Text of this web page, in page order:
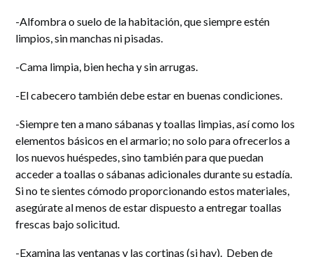
-Alfombra o suelo de la habitación, que siempre estén
limpios, sin manchas ni pisadas.
-Cama limpia, bien hecha y sin arrugas.
-El cabecero también debe estar en buenas condiciones.
-Siempre ten a mano sábanas y toallas limpias, así como los
elementos básicos en el armario; no solo para ofrecerlos a
los nuevos huéspedes, sino también para que puedan
acceder a toallas o sábanas adicionales durante su estadía.
Si no te sientes cómodo proporcionando estos materiales,
asegúrate al menos de estar dispuesto a entregar toallas
frescas bajo solicitud.
-Examina las ventanas y las cortinas (si hay). Deben de